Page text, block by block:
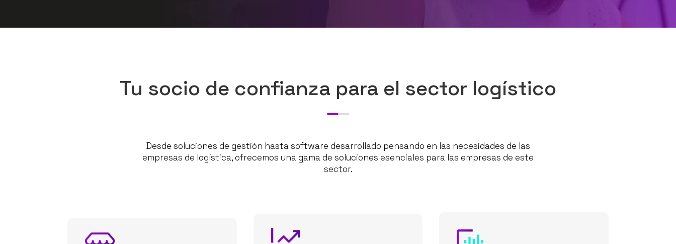
Tu socio de confianza para el sector logístico
Desde soluciones de gestión hasta software desarrollado pensando en las necesidades de las
empresas de logística, ofrecemos una gama de soluciones esenciales para las empresas de este
sector.